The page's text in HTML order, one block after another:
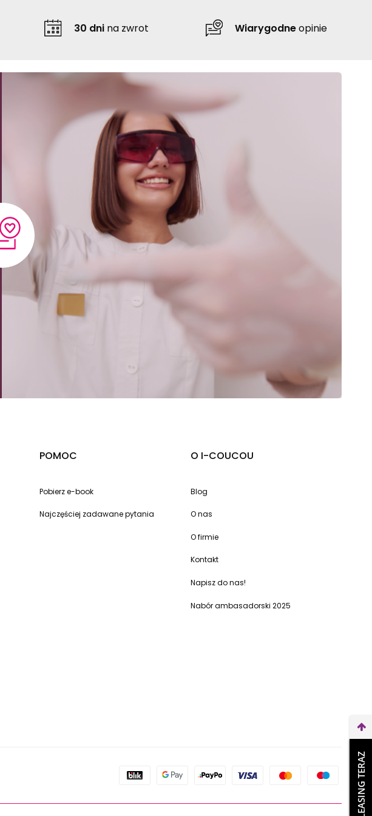
30 dnina zwrot Wiarygodneopinie
POMOC
Pobierz e-book
Najczęściej zadawane pytania
O I-COUCOU
Blog
O nas
O firmie
Kontakt
Napisz do nas!
Nabór ambasadorski 2025
WEŹ LEASING TERAZ